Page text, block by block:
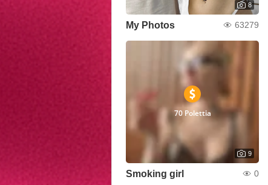
8
My Photos 63279
70 Polettia
9
Smoking girl 0